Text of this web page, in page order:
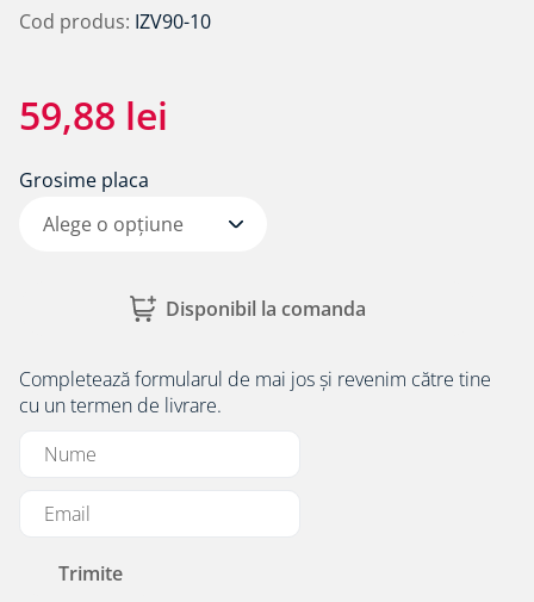
membrane rothoblaas
9.
banda precomprimata
Cod produs: IZV90-10
59,88 lei
Grosime placa
Alege o opțiune
Disponibil la comanda
Completează formularul de mai jos și revenim către tine
cu un termen de livrare.
Trimite